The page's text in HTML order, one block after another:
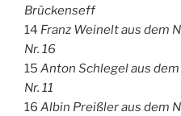
Brückenseff
14 Franz Weinelt aus dem
Nr. 16
15 Anton Schlegel aus
Nr. 11
16 Albin Preißler aus dem